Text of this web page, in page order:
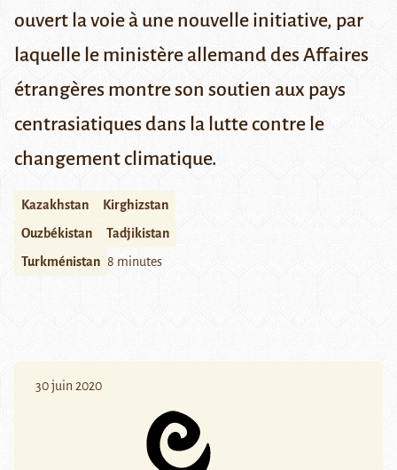
ouvert la voie à une nouvelle initiative, par
laquelle le ministère allemand des Affaires
étrangères montre son soutien aux pays
centrasiatiques dans la lutte contre le
changement climatique.
Kazakhstan
Kirghizstan
Ouzbékistan
Tadjikistan
Turkménistan 8 minutes
30 juin 2020